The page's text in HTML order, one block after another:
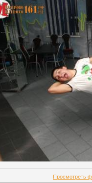
Просмотреть